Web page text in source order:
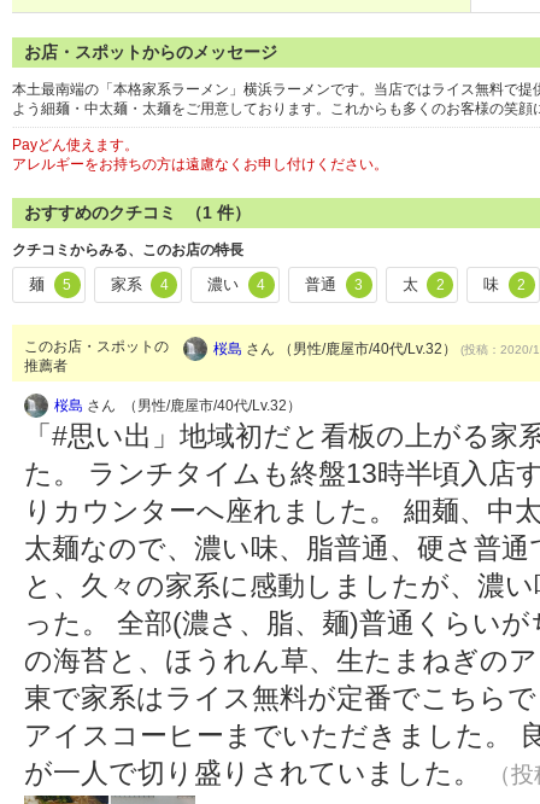
お店・スポットからのメッセージ
本土最南端の「本格家系ラーメン」横浜ラーメンです。当店ではライス無料で
よう細麺・中太麺・太麺をご用意しております。これからも多くのお客様の笑顔
Payどん使えます。
アレルギーをお持ちの方は遠慮なくお申し付けください。
おすすめのクチコミ （1 件）
クチコミからみる、このお店の特長
麺 5 家系 4 濃い 4 普通 3 太 2 味 2
このお店・スポットの
推薦者
桜島 さん （男性/鹿屋市/40代/Lv.32） (投稿：2020/
桜島 さん （男性/鹿屋市/40代/Lv.32）
「#思い出」地域初だと看板の上がる
た。 ランチタイムも終盤13時半頃入店
りカウンターへ座れました。 細麺、中
太麺なので、濃い味、脂普通、硬さ普
と、久々の家系に感動しましたが、濃
った。 全部(濃さ、脂、麺)普通くらい
の海苔と、ほうれん草、生たまねぎの
東で家系はライス無料が定番でこちら
アイスコーヒーまでいただきました。
が一人で切り盛りされていました。
（